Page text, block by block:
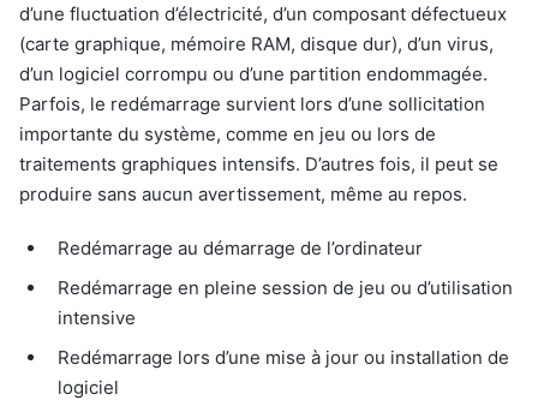
d’une fluctuation d’électricité, d’un composant défectueux
(carte graphique, mémoire RAM, disque dur), d’un virus,
d’un logiciel corrompu ou d’une partition endommagée.
Parfois, le redémarrage survient lors d’une sollicitation
importante du système, comme en jeu ou lors de
traitements graphiques intensifs. D’autres fois, il peut se
produire sans aucun avertissement, même au repos.
Redémarrage au démarrage de l’ordinateur
Redémarrage en pleine session de jeu ou d’utilisation
intensive
Redémarrage lors d’une mise à jour ou installation de
logiciel